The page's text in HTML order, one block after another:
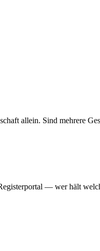
allein. Sind mehrere
— wer hält